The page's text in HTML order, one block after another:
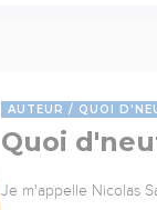
AUTEUR QUOI
Quoi
Je m'appelle Nicolas